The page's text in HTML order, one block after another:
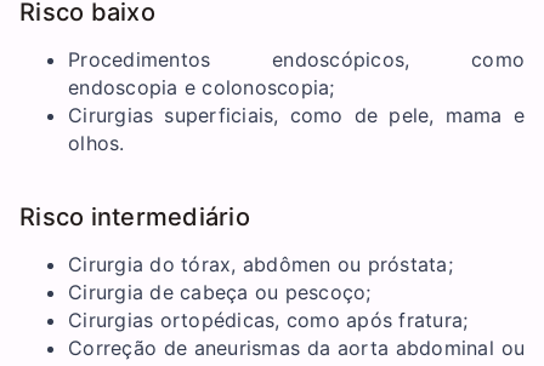
Risco baixo
Procedimentos endoscópicos, como
endoscopia e colonoscopia;
Cirurgias superficiais, como de pele, mama e
olhos.
Risco intermediário
Cirurgia do tórax, abdômen ou próstata;
Cirurgia de cabeça ou pescoço;
Cirurgias ortopédicas, como após fratura;
Correção de aneurismas da aorta abdominal ou